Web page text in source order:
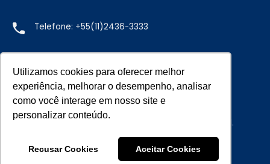
Utilizamos cookies para oferecer melhor
experiência, melhorar o desempenho, analisar
como você interage em nosso site e
personalizar conteúdo.
Recusar Cookies Aceitar Cookies
Telefone: +55(11)2436-3333
© 2026 DOREMUS SORVETES All rights reserved.